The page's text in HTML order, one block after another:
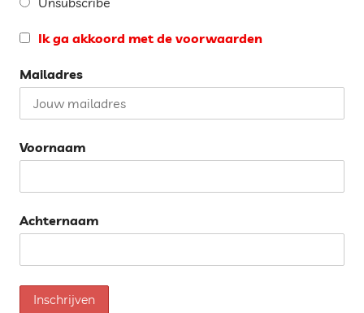
Ik ga akkoord met de voorwaarden
Mailadres
Voornaam
Achternaam